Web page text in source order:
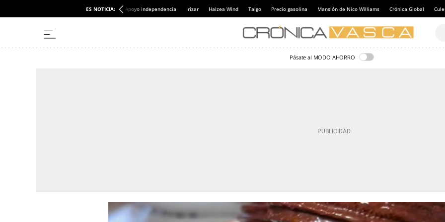
ES NOTICIA: Apoyo independencia Irizar Haizea Wind Talgo Precio gasolina Mansión de Nico Williams Crónica Global
Pásate al MODO AHORRO